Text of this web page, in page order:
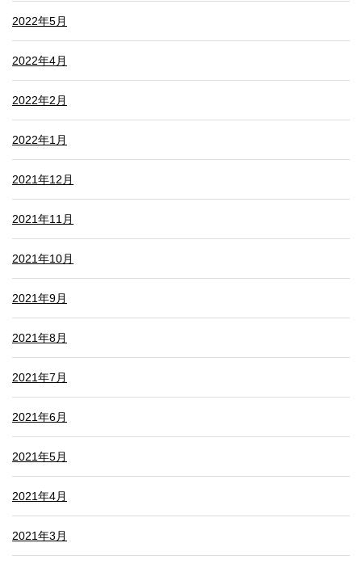
2022年5月
2022年4月
2022年2月
2022年1月
2021年12月
2021年11月
2021年10月
2021年9月
2021年8月
2021年7月
2021年6月
2021年5月
2021年4月
2021年3月